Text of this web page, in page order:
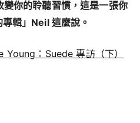
你的聆聽習慣，這是一張你
輯」Neil 這麼說。
Young：Suede 專訪（下）